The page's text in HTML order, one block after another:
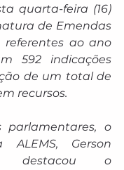
quarta-feira (16)
de Emendas
referentes ao ano
592 indicações
de um total de
recursos.
parlamentares, o
ALEMS, Gerson
destacou o